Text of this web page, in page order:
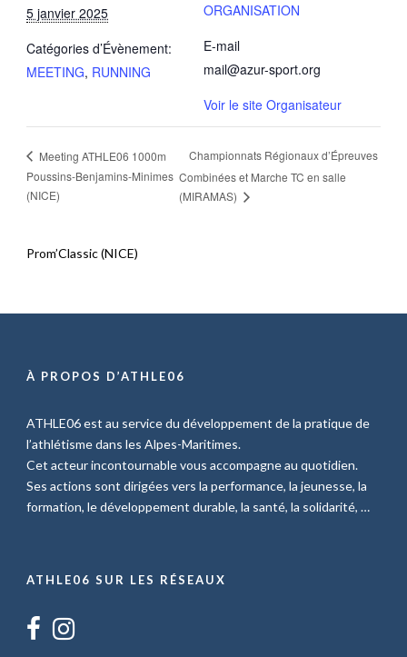
5 janvier 2025
Catégories d’Évènement:
MEETING, RUNNING
ORGANISATION
E-mail
mail@azur-sport.org
Voir le site Organisateur
Meeting ATHLE06 1000m
Poussins-Benjamins-Minimes
(NICE)
Championnats Régionaux d’Épreuves
Combinées et Marche TC en salle
(MIRAMAS)
Prom’Classic (NICE)
À PROPOS D’ATHLE06
ATHLE06 est au service du développement de la pratique de
l’athlétisme dans les Alpes-Maritimes.
Cet acteur incontournable vous accompagne au quotidien.
Ses actions sont dirigées vers la performance, la jeunesse, la
formation, le développement durable, la santé, la solidarité, …
ATHLE06 SUR LES RÉSEAUX